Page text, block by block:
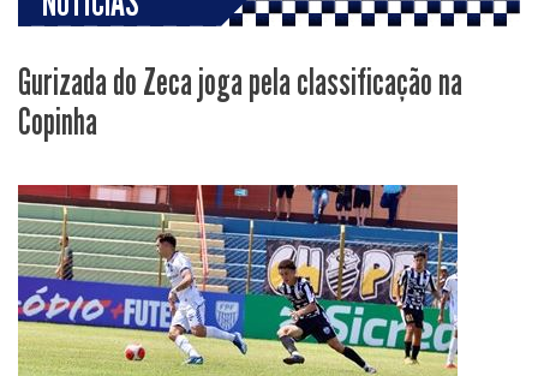
Gurizada do Zeca joga pela classificação na
Copinha